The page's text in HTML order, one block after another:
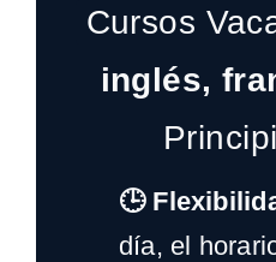
Cursos
inglés,
🕒
día, el